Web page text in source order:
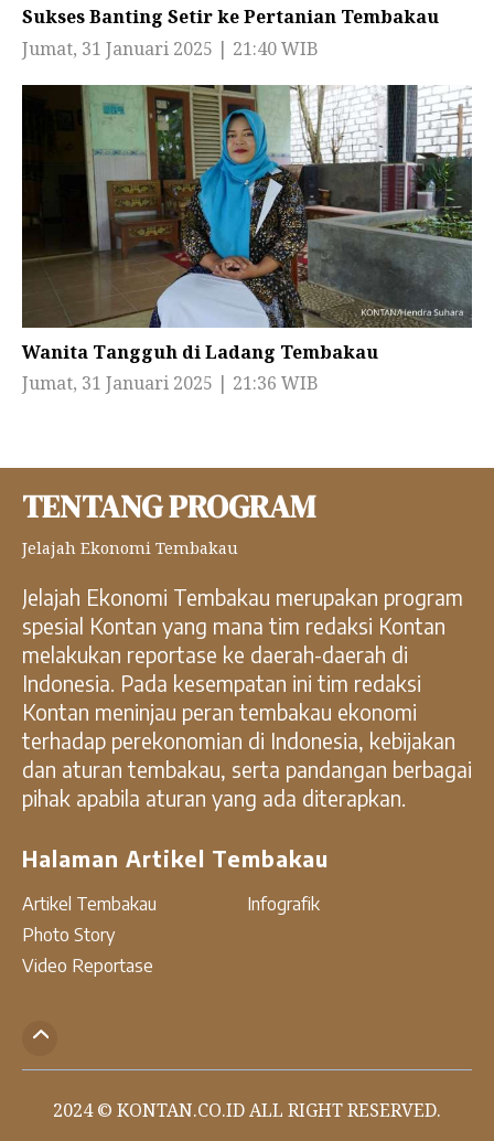
Sukses Banting Setir ke Pertanian Tembakau
Jumat, 31 Januari 2025 | 21:40 WIB
Wanita Tangguh di Ladang Tembakau
Jumat, 31 Januari 2025 | 21:36 WIB
TENTANG PROGRAM
Jelajah Ekonomi Tembakau
Jelajah Ekonomi Tembakau merupakan program
spesial Kontan yang mana tim redaksi Kontan
melakukan reportase ke daerah-daerah di
Indonesia. Pada kesempatan ini tim redaksi
Kontan meninjau peran tembakau ekonomi
terhadap perekonomian di Indonesia, kebijakan
dan aturan tembakau, serta pandangan berbagai
pihak apabila aturan yang ada diterapkan.
Halaman Artikel Tembakau
Artikel Tembakau
Infografik
Photo Story
Video Reportase
2024 © KONTAN.CO.IDALL RIGHT RESERVED.